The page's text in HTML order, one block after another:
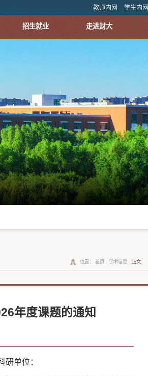
教师内网 学生内网
招生就业 走进财大
位置： 首页 - 学术信息 - 正文
年度课题的通知
单位：